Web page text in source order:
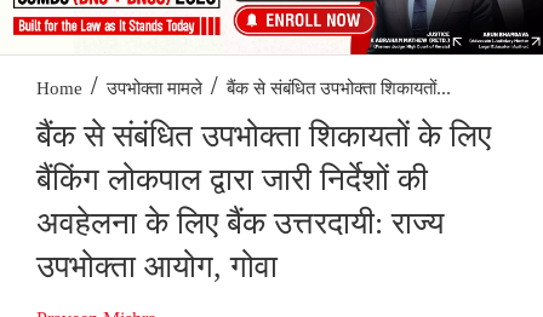
Home / उपभोक्ता मामले / बैंक से संबंधित उपभोक्ता शिकायतों...
बैंक से संबंधित उपभोक्ता शिकायतों के लिए
बैंकिंग लोकपाल द्वारा जारी निर्देशों की
अवहेलना के लिए बैंक उत्तरदायी: राज्य
उपभोक्ता आयोग, गोवा